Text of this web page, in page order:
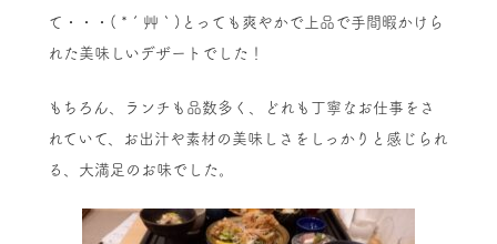
て・・・( *´艸｀)とっても爽やかで上品で手間暇かけら
れた美味しいデザートでした！
もちろん、ランチも品数多く、どれも丁寧なお仕事をさ
れていて、お出汁や素材の美味しさをしっかりと感じられ
る、大満足のお味でした。